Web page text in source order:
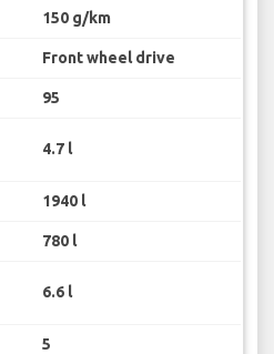
150 g/km
Front wheel drive
95
4.7 l
1940 l
780 l
6.6 l
5